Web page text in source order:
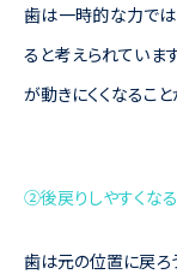
歯は一時的な力で
ると考えられていま
が動きにくくなること
②後戻りしやすくなる
歯は元の位置に戻ろ